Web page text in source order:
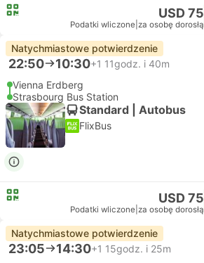
USD 75
Podatki wliczone za osobę dorosłą
Natychmiastowe potwierdzenie
22:50 10:30+1 11godz. i 40m
Vienna Erdberg
Strasbourg Bus Station
Standard | Autobus
FlixBus
USD 75
Podatki wliczone za osobę dorosłą
Natychmiastowe potwierdzenie
23:05 14:30+1 15godz. i 25m